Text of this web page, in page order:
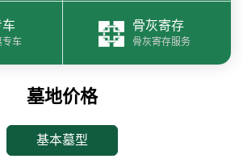
专车
骨灰寄存
骨灰寄存服务
墓地价格
基本墓型